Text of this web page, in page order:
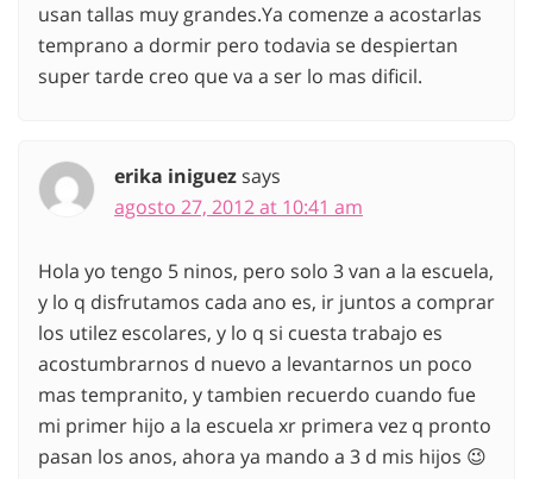
usan tallas muy grandes.Ya comenze a acostarlas
temprano a dormir pero todavia se despiertan
super tarde creo que va a ser lo mas dificil.
erika iniguezsays
agosto 27, 2012 at 10:41 am
Hola yo tengo 5 ninos, pero solo 3 van a la escuela,
y lo q disfrutamos cada ano es, ir juntos a comprar
los utilez escolares, y lo q si cuesta trabajo es
acostumbrarnos d nuevo a levantarnos un poco
mas tempranito, y tambien recuerdo cuando fue
mi primer hijo a la escuela xr primera vez q pronto
pasan los anos, ahora ya mando a 3 d mis hijos 😉